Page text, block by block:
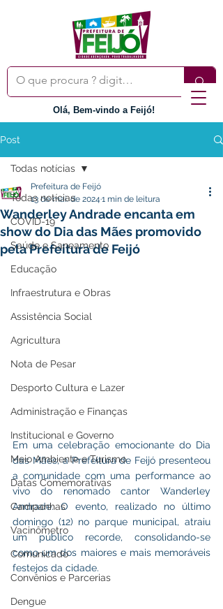
Olá, Bem-vindo a Feijó!
Post
Todas notícias
COVID-19
Saúde e Saneamento
Educação
Infraestrutura e Obras
Assistência Social
Agricultura
Nota de Pesar
Desporto Cultura e Lazer
Administração e Finanças
Institucional e Governo
Meio Ambiente e Turismo
Datas Comemorativas
Campanhas
Vacinômetro
Comunicado
Convênios e Parcerias
Dengue
Todas notícias
Wanderley Andrade encanta em
show do Dia das Mães promovido
pela Prefeitura de Feijó
Prefeitura de Feijó
13 de mai. de 2024 1 min de leitura
Em uma celebração emocionante do Dia
das Mães, a Prefeitura de Feijó presenteou
a comunidade com uma performance ao
vivo do renomado cantor Wanderley
Andrade. O evento, realizado no último
domingo (12) no parque municipal, atraiu
um público recorde, consolidando-se
como um dos maiores e mais memoráveis
festejos da cidade.